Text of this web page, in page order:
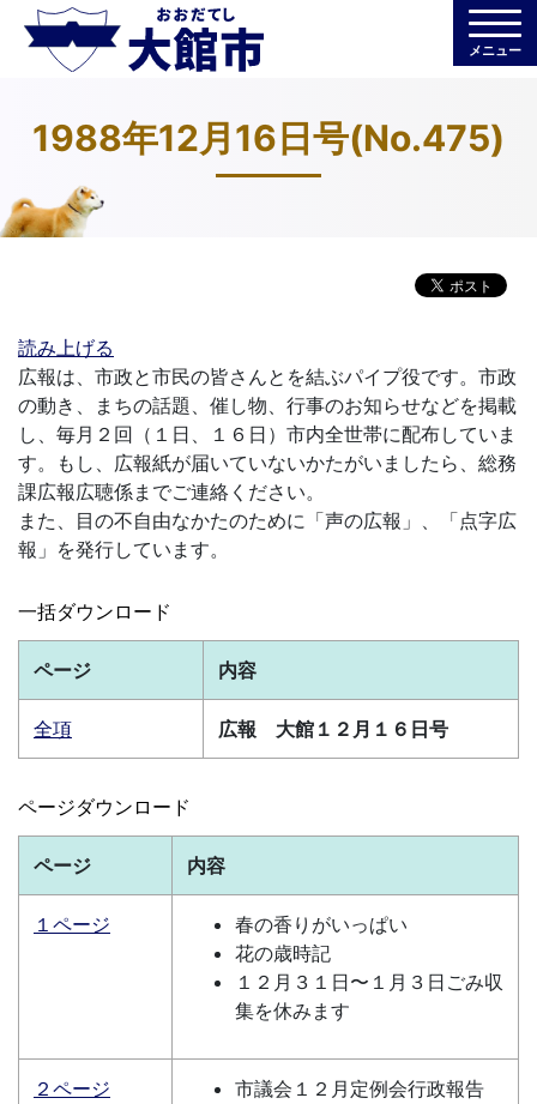
メニュー
1988年12月16日号(No.475)
読み上げる
広報は、市政と市民の皆さんとを結ぶパイプ役です。市政
の動き、まちの話題、催し物、行事のお知らせなどを掲載
し、毎月２回（１日、１６日）市内全世帯に配布していま
す。もし、広報紙が届いていないかたがいましたら、総務
課広報広聴係までご連絡ください。
また、目の不自由なかたのために「声の広報」、「点字広
報」を発行しています。
一括ダウンロード
ページ 内容
全項 広報 大館１２月１６日号
ページダウンロード
ページ 内容
１ページ
春の香りがいっぱい
花の歳時記
１２月３１日〜１月３日ごみ収
集を休みます
２ページ
市議会１２月定例会行政報告